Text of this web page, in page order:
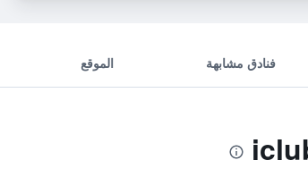
فنادق مشابهة الموقع